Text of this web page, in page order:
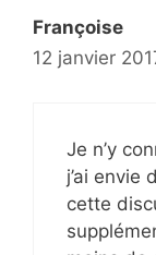
Françoise
12 janvier
Je n’y
j’ai envie
cette